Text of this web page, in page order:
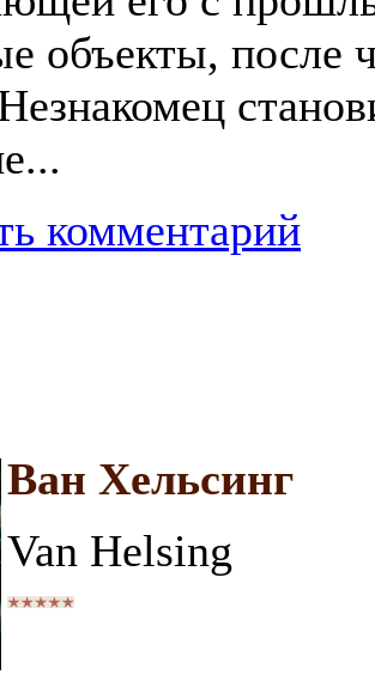
объекты, после
комментарий
Ван Хельсинг
Van Helsing